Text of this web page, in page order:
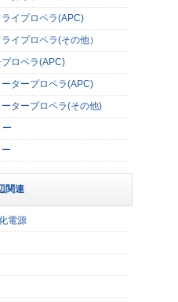
イプロペラ(APC)
イプロペラ(その他）
ロペラ(APC)
タープロペラ(APC)
タープロペラ(その他)
ー
関連
電源